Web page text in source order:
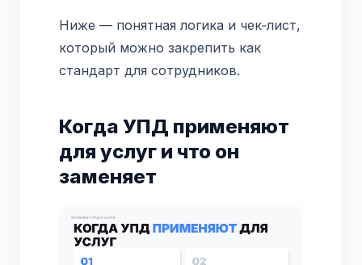
Ниже — понятная логика и чек‑лист,
который можно закрепить как
стандарт для сотрудников.
Когда УПД применяют
для услуг и что он
заменяет